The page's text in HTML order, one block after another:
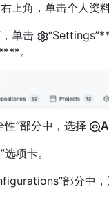
上角，单击个人资
单击
。
性”部分中，选择
”选项卡。
部分中，